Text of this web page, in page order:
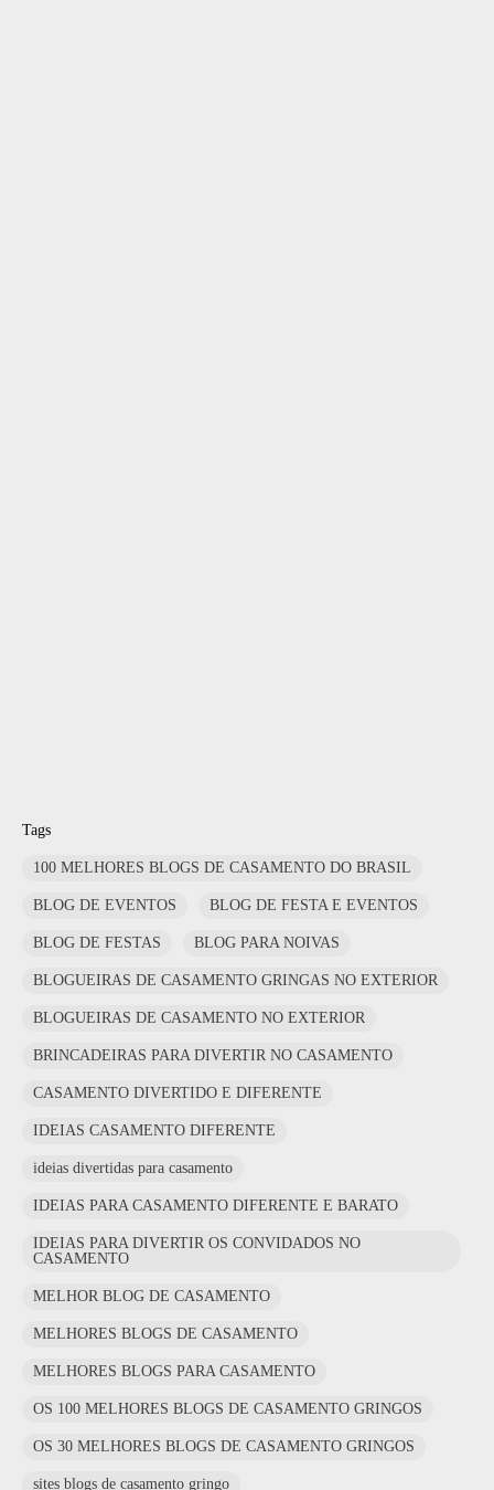
Tags
100 MELHORES BLOGS DE CASAMENTO DO BRASIL
BLOG DE EVENTOS BLOG DE FESTA E EVENTOS
BLOG DE FESTAS BLOG PARA NOIVAS
BLOGUEIRAS DE CASAMENTO GRINGAS NO EXTERIOR
BLOGUEIRAS DE CASAMENTO NO EXTERIOR
BRINCADEIRAS PARA DIVERTIR NO CASAMENTO
CASAMENTO DIVERTIDO E DIFERENTE
IDEIAS CASAMENTO DIFERENTE
ideias divertidas para casamento
IDEIAS PARA CASAMENTO DIFERENTE E BARATO
IDEIAS PARA DIVERTIR OS CONVIDADOS NO
CASAMENTO
MELHOR BLOG DE CASAMENTO
MELHORES BLOGS DE CASAMENTO
MELHORES BLOGS PARA CASAMENTO
OS 100 MELHORES BLOGS DE CASAMENTO GRINGOS
OS 30 MELHORES BLOGS DE CASAMENTO GRINGOS
sites blogs de casamento gringo